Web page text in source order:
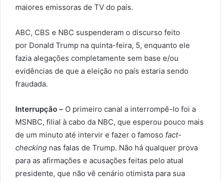
maiores emissoras de TV do país.
ABC, CBS e NBC suspenderam o discurso feito
por Donald Trump na quinta-feira, 5, enquanto ele
fazia alegações completamente sem base e/ou
evidências de que a eleição no país estaria sendo
fraudada.
Interrupção – O primeiro canal a interrompê-lo foi a
MSNBC, filial à cabo da NBC, que esperou pouco mais
de um minuto até intervir e fazer o famoso fact-
checking nas falas de Trump. Não há qualquer prova
para as afirmações e acusações feitas pelo atual
presidente, que não vê cenário otimista para sua